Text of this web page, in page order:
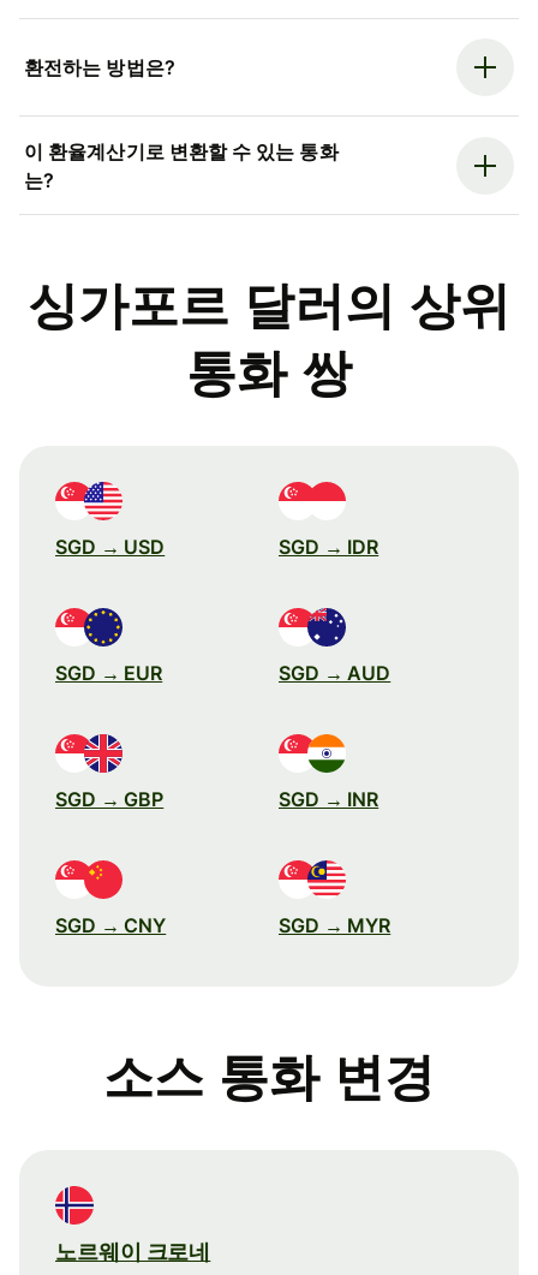
환전하는 방법은?
이 환율계산기로 변환할 수 있는 통화
는?
싱가포르 달러의 상위
통화 쌍
SGD → USD SGD → IDR
SGD → EUR SGD → AUD
SGD → GBP SGD → INR
SGD → CNY SGD → MYR
소스 통화 변경
노르웨이 크로네